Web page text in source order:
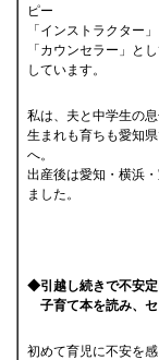
ピー
「インストラクター
「カウンセラー」と
しています。
私は、夫と中学生の
生まれも育ちも愛知
へ。
出産後は愛知・横浜
ました。
◆引越し続きで不安定
子育て本を読み、
初めて育児に不安を